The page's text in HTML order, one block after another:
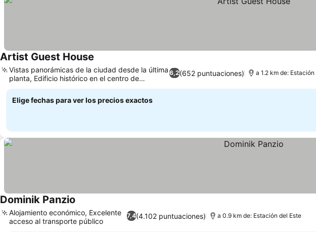
Artist Guest House
6,2(652 puntuaciones)
Vistas panorámicas de la ciudad desde la última
planta, Edificio histórico en el centro de
Budapest
a 1.2 km de:
Elige fechas para ver los precios exactos
Dominik Panzio
7,4(4.102 puntuaciones)
Alojamiento económico, Excelente
acceso al transporte público
a 0.9 km de: Estación del Este